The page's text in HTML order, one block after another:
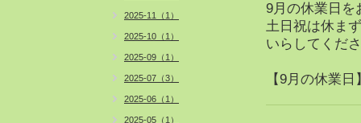
9月の休業日を
土日祝は休ま
いらしてくだ
【9月の休業
2025-11（1）
2025-10（1）
2025-09（1）
2025-07（3）
2025-06（1）
2025-05（1）